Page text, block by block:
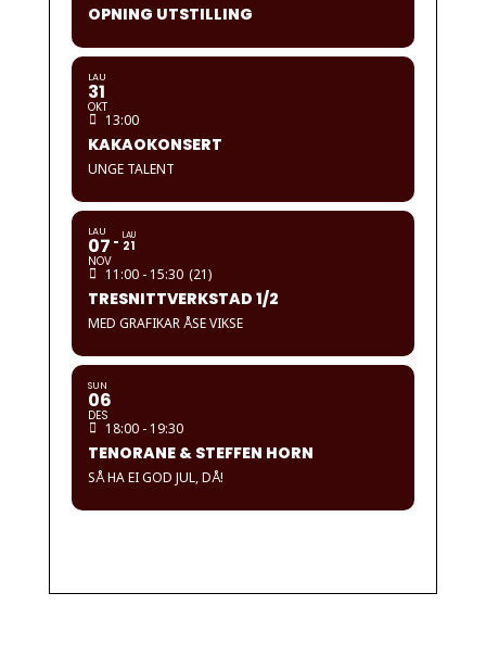
OPNING UTSTILLING
LAU
31
OKT
13:00
KAKAOKONSERT
UNGE TALENT
LAU
07
NOV
LAU
21
11:00 - 15:30 (21)
TRESNITTVERKSTAD 1/2
MED GRAFIKAR ÅSE VIKSE
SUN
06
DES
18:00 - 19:30
TENORANE & STEFFEN HORN
SÅ HA EI GOD JUL, DÅ!